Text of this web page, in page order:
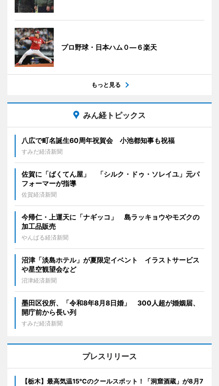
プロ野球・日本ハム０―６楽天
もっと見る
みん経トピックス
八広で町名誕生60周年祝賀会 小池都知事も祝福
すみだ経済新聞
佐賀に「ばくてん屋」 「シルク・ドゥ・ソレイユ」元パ
フォーマーが指導
佐賀経済新聞
今帰仁・上運天に「ナギッコ」 島ラッキョウやモズクの
加工品販売
やんばる経済新聞
沼津「淡島ホテル」が夏限定イベント イラストサービス
や星空観望会など
沼津経済新聞
墨田区役所、「令和8年8月8日婚」 300人超が婚姻届、
開庁前から長い列
すみだ経済新聞
プレスリリース
【栃木】最高気温15℃のクールスポット！「洞窟酒蔵」が8月7